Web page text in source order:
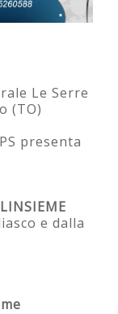
Le Serre
(TO)
presenta
e dalla